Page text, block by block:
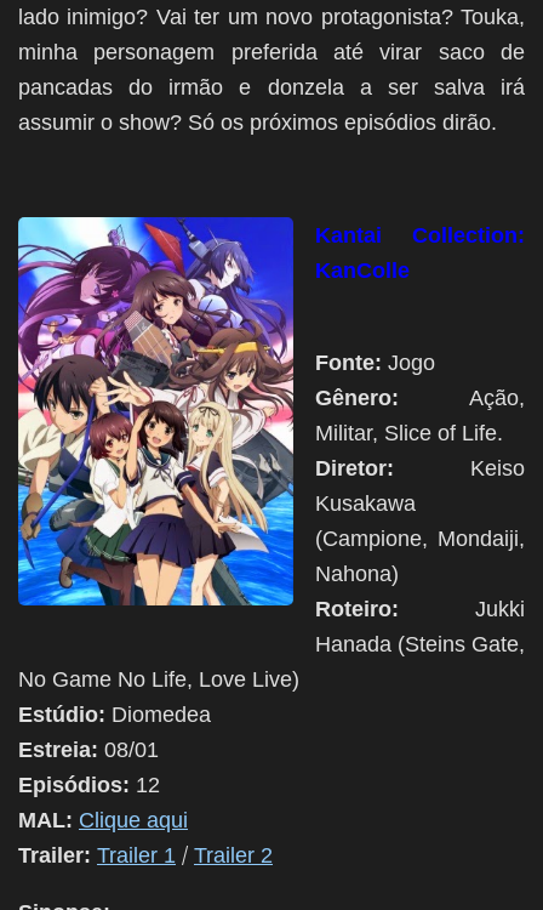
lado inimigo? Vai ter um novo protagonista? Touka,
minha personagem preferida até virar saco de
pancadas do irmão e donzela a ser salva irá
assumir o show? Só os próximos episódios dirão.
Kantai Collection:
KanColle
Fonte: Jogo
Gênero: Ação,
Militar, Slice of Life.
Diretor: Keiso
Kusakawa
(Campione, Mondaiji,
Nahona)
Roteiro: Jukki
Hanada (Steins Gate,
No Game No Life, Love Live)
Estúdio: Diomedea
Estreia: 08/01
Episódios: 12
MAL: Clique aqui
Trailer: Trailer 1 / Trailer 2